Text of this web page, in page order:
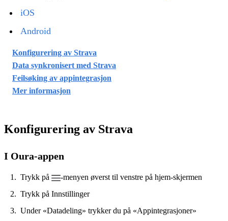
iOS
Android
Konfigurering av Strava
Data synkronisert med Strava
Feilsøking av appintegrasjon
Mer informasjon
Konfigurering av Strava
I Oura-appen
Trykk på
-menyen øverst til venstre på hjem-skjermen
Trykk på Innstillinger
Under «Datadeling» trykker du på «Appintegrasjoner»